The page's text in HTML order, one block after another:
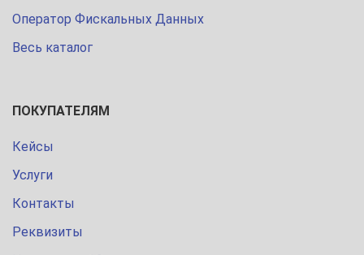
Оператор Фискальных Данных
Весь каталог
ПОКУПАТЕЛЯМ
Кейсы
Услуги
Контакты
Реквизиты